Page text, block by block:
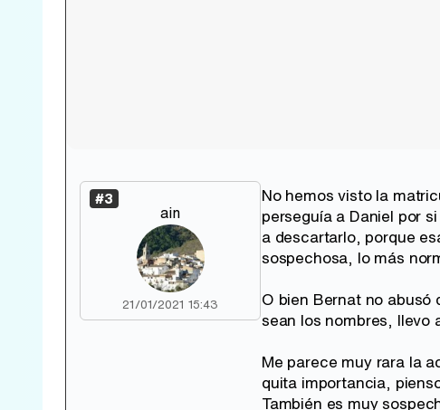
#3
ain
21/01/2021 15:43
No hemos visto la
perseguía a Daniel por
a descartarlo, porque
sospechosa, lo más
O bien Bernat no abusó
sean los nombres, llevo
Me parece muy rara la
quita importancia,
También es muy